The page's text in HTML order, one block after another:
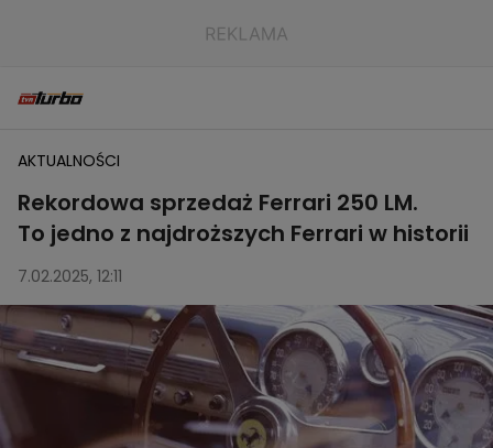
AKTUALNOŚCI
Rekordowa sprzedaż Ferrari 250 LM.
To jedno z najdroższych Ferrari w historii
7.02.2025, 12:11